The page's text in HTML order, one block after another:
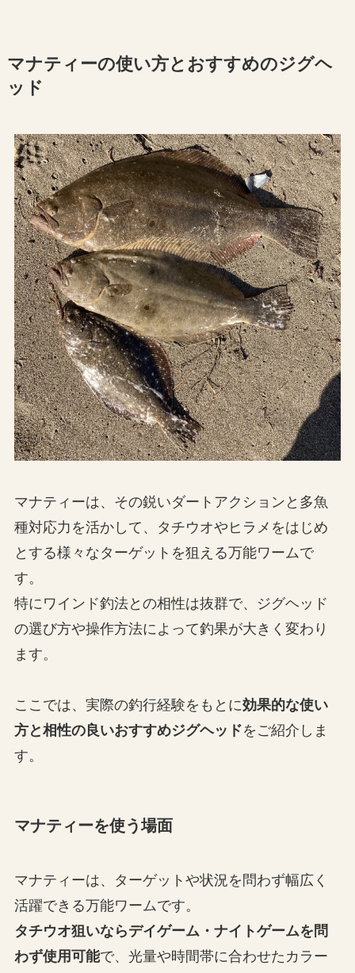
マナティーの使い方とおすすめのジグヘ
ッド
マナティーは、その鋭いダートアクションと多魚
種対応力を活かして、タチウオやヒラメをはじめ
とする様々なターゲットを狙える万能ワームで
す。
特にワインド釣法との相性は抜群で、ジグヘッド
の選び方や操作方法によって釣果が大きく変わり
ます。
ここでは、実際の釣行経験をもとに効果的な使い
方と相性の良いおすすめジグヘッドをご紹介しま
す。
マナティーを使う場面
マナティーは、ターゲットや状況を問わず幅広く
活躍できる万能ワームです。
タチウオ狙いならデイゲーム・ナイトゲームを問
わず使用可能で、光量や時間帯に合わせたカラー